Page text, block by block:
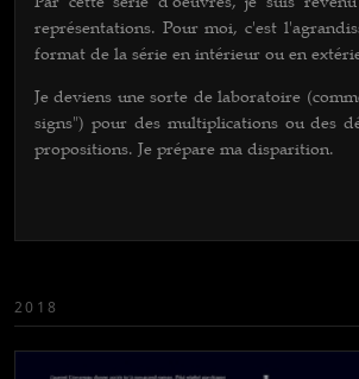
représentations. Pour moi, c'est
format de la série en intérieur ou en
Je deviens une sorte de laboratoire
signs") pour des multiplications ou des
propositions. Je prépare ma disparition.
2018